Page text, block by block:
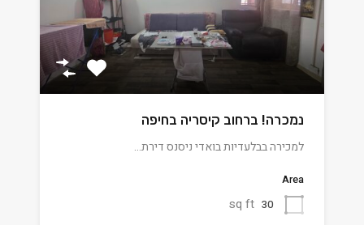
נמכרה! ברחוב קיסריה בחיפה
למכירה בבלעדיות בואדי ניסנס דירת…
Area
30
sq ft